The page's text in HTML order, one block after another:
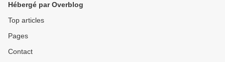
Hébergé par Overblog
Top articles
Pages
Contact